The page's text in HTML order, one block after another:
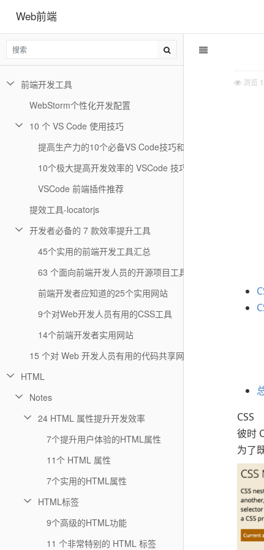
Web前端
浏览
CSS
彼时
为了
前端开发工具
WebStorm个性化开发配置
10 个 VS Code 使用技巧
提高生产力的10个必备VS Code技巧和窍门
10个极大提高开发效率的 VSCode 技巧
VSCode 前端插件推荐
提效工具-locatorjs
开发者必备的 7 款效率提升工具
45个实用的前端开发工具汇总
63 个面向前端开发人员的开源项目工具
前端开发者应知道的25个实用网站
9个对Web开发人员有用的CSS工具
14个前端开发者实用网站
15 个对 Web 开发人员有用的代码共享网站
HTML
Notes
24 HTML 属性提升开发效率
7个提升用户体验的HTML属性
11个 HTML 属性
7个实用的HTML属性
HTML标签
9个高级的HTML功能
11 个非常特别的 HTML 标签